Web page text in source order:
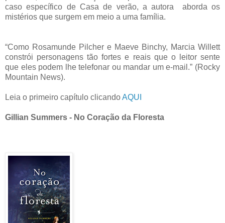
caso específico de Casa de verão, a autora aborda os
mistérios que surgem em meio a uma família.
“Como Rosamunde Pilcher e Maeve Binchy, Marcia Willett
constrói personagens tão fortes e reais que o leitor sente
que eles podem lhe telefonar ou mandar um e-mail.” (Rocky
Mountain News).
Leia o primeiro capítulo clicandoAQUI
Gillian Summers - No Coração da Floresta